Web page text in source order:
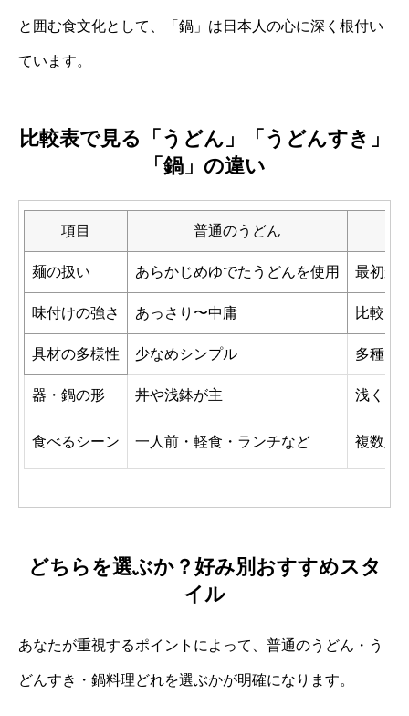
と囲む食文化として、「鍋」は日本人の心に深く根付い
ています。
比較表で見る「うどん」「うどんすき」
「鍋」の違い
項目 普通のうどん
麺の扱い あらかじめゆでたうどんを使用 最初か
味付けの強さ あっさり〜中庸 比較的
具材の多様性 少なめシンプル 多種多
器・鍋の形 丼や浅鉢が主 浅く口
食べるシーン 一人前・軽食・ランチなど 複数人
どちらを選ぶか？好み別おすすめスタ
イル
あなたが重視するポイントによって、普通のうどん・う
どんすき・鍋料理どれを選ぶかが明確になります。